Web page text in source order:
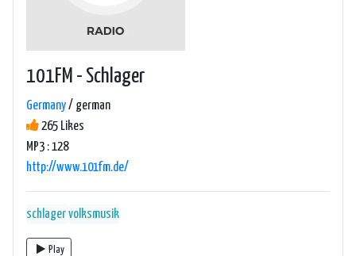
101FM - Schlager
Germany/ german
265 Likes
MP3 : 128
http://www.101fm.de/
schlagervolksmusik
Play